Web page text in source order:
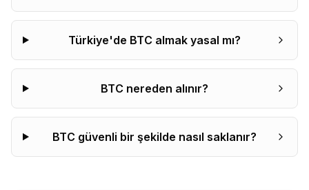
Türkiye'de BTC almak yasal mı?
BTC nereden alınır?
BTC güvenli bir şekilde nasıl saklanır?